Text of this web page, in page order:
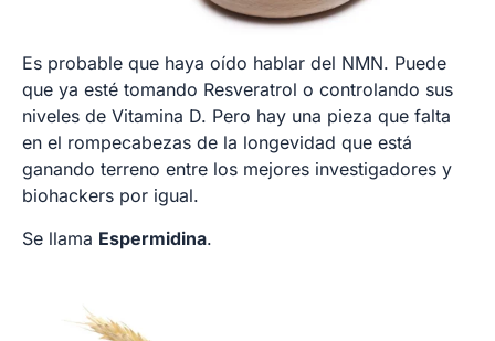
Es probable que haya oído hablar del NMN. Puede
que ya esté tomando Resveratrol o controlando sus
niveles de Vitamina D. Pero hay una pieza que falta
en el rompecabezas de la longevidad que está
ganando terreno entre los mejores investigadores y
biohackers por igual.
Se llama Espermidina.